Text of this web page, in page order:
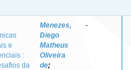
e
:
da
Menezes,
Diego
Matheus
Oliveira
de;
-